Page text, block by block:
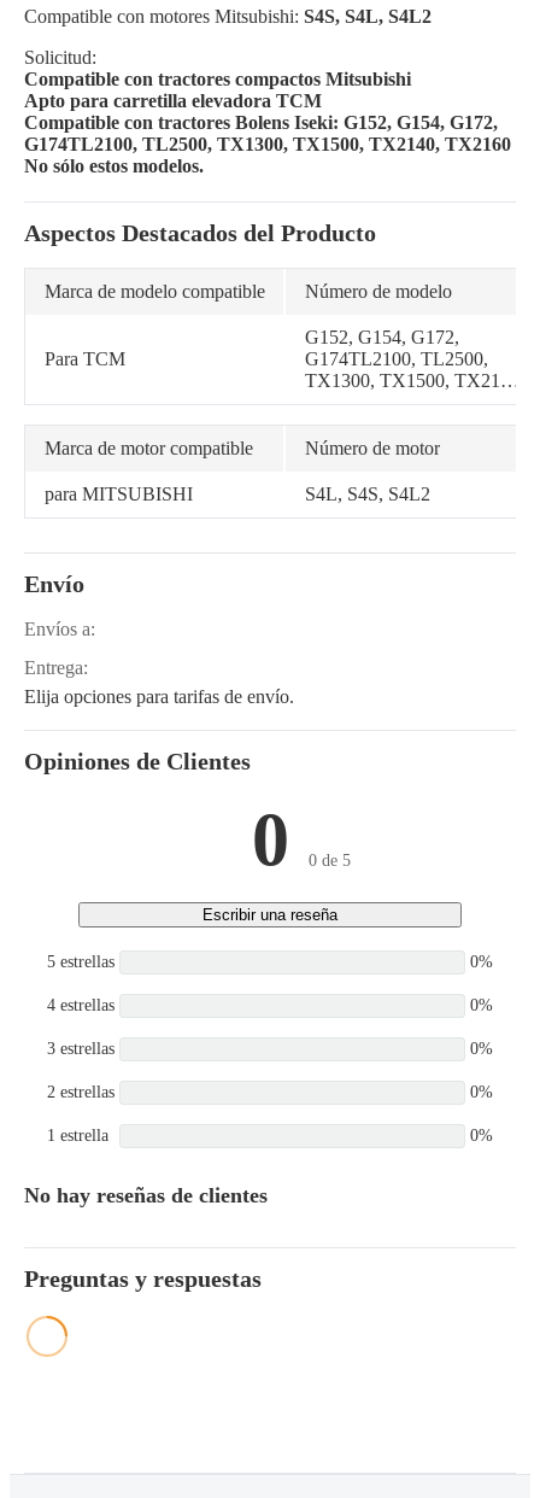
Compatible con motores Mitsubishi: S4S, S4L, S4L2
Solicitud:
Compatible con tractores compactos Mitsubishi
Apto para carretilla elevadora TCM
Compatible con tractores Bolens Iseki: G152, G154, G172,
G174TL2100, TL2500, TX1300, TX1500, TX2140, TX2160
No sólo estos modelos.
Aspectos Destacados del Producto
Marca de modelo compatible Número de modelo
Para TCM
G152, G154, G172,
G174TL2100, TL2500,
TX1300, TX1500, TX2140,
TX2160
Marca de motor compatible Número de motor
para MITSUBISHI S4L, S4S, S4L2
Envío
Envíos a:
Entrega:
Elija opciones para tarifas de envío.
Opiniones de Clientes
0 0 de 5
Escribir una reseña
5 estrellas 0%
4 estrellas 0%
3 estrellas 0%
2 estrellas 0%
1 estrella 0%
No hay reseñas de clientes
Preguntas y respuestas